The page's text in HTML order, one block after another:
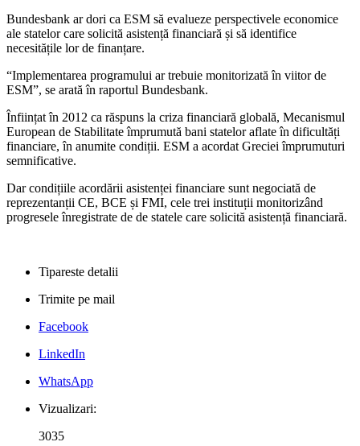
Bundesbank ar dori ca ESM să evalueze perspectivele economice
ale statelor care solicită asistență financiară și să identifice
necesitățile lor de finanțare.
“Implementarea programului ar trebuie monitorizată în viitor de
ESM”, se arată în raportul Bundesbank.
Înființat în 2012 ca răspuns la criza financiară globală, Mecanismul
European de Stabilitate împrumută bani statelor aflate în dificultăți
financiare, în anumite condiții. ESM a acordat Greciei împrumuturi
semnificative.
Dar condițiile acordării asistenței financiare sunt negociată de
reprezentanții CE, BCE și FMI, cele trei instituții monitorizând
progresele înregistrate de de statele care solicită asistență financiară.
Tipareste detalii
Trimite pe mail
Facebook
LinkedIn
WhatsApp
Vizualizari:
3035